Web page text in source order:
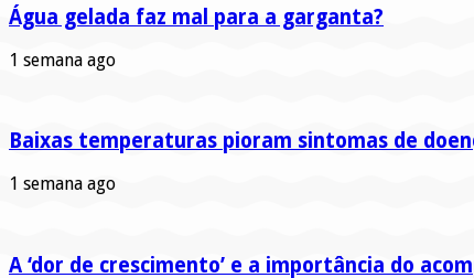
Água gelada faz mal para a garganta?
1 semana ago
Baixas temperaturas pioram sintomas de
1 semana ago
A ‘dor de crescimento’ e a importância do